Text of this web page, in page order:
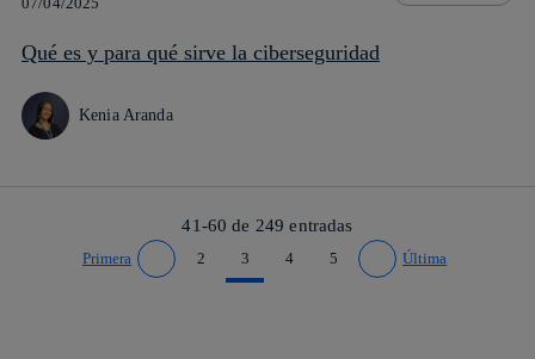
Qué es y para qué sirve la ciberseguridad
Kenia Aranda
41-60 de 249 entradas
Primera
Ir a página anterior
2 3 4 5
Ir a página siguiente
Última